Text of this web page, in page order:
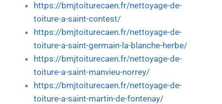
https://bmjtoiturecaen.fr/nettoyage-de-
toiture-a-saint-contest/
https://bmjtoiturecaen.fr/nettoyage-de-
toiture-a-saint-germain-la-blanche-herbe/
https://bmjtoiturecaen.fr/nettoyage-de-
toiture-a-saint-manvieu-norrey/
https://bmjtoiturecaen.fr/nettoyage-de-
toiture-a-saint-martin-de-fontenay/